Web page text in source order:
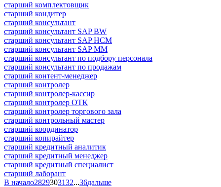
старший комплектовщик
старший кондитер
старший консультант
старший консультант SAP BW
старший консультант SAP HCM
старший консультант SAP MM
старший консультант по подбору персонала
старший консультант по продажам
старший контент-менеджер
старший контролер
старший контролер-кассир
старший контролер ОТК
старший контролер торгового зала
старший контрольный мастер
старший координатор
старший копирайтер
старший кредитный аналитик
старший кредитный менеджер
старший кредитный специалист
старший лаборант
В начало2829303132...36дальше